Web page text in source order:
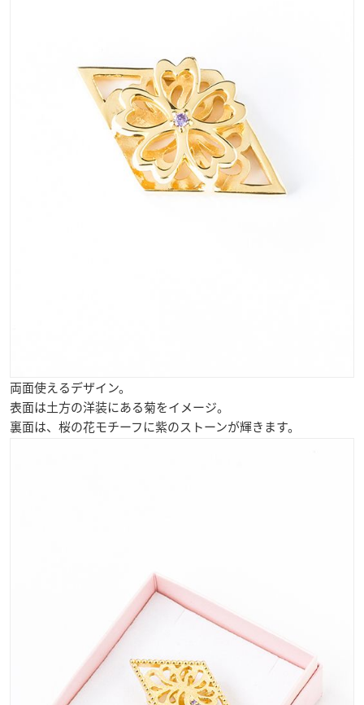
両面使えるデザイン。
表面は土方の洋装にある菊をイメージ。
裏面は、桜の花モチーフに紫のストーンが輝きます。